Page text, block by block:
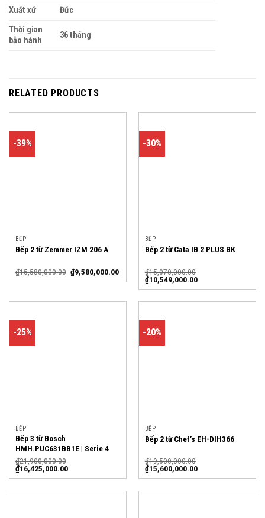
Xuất xứ
Đức
Thời gian
bảo hành
36 tháng
RELATED PRODUCTS
-39%
BẾP
Bếp 2 từ Zemmer IZM 206 A
₫15,580,000.00 ₫9,580,000.00
-30%
BẾP
Bếp 2 từ Cata IB 2 PLUS BK
₫15,070,000.00
₫10,549,000.00
-25%
BẾP
Bếp 3 từ Bosch
HMH.PUC631BB1E | Serie 4
₫21,900,000.00
₫16,425,000.00
-20%
BẾP
Bếp 2 từ Chef’s EH-DIH366
₫19,500,000.00
₫15,600,000.00